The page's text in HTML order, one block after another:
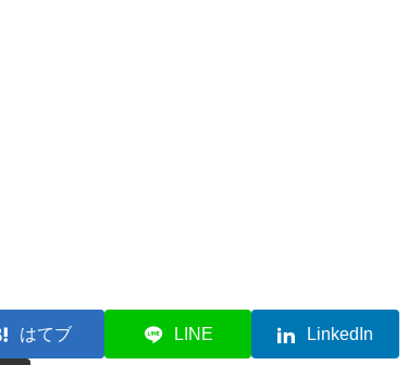
はてブ LINE LinkedIn